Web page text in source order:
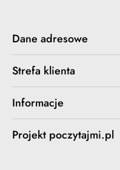
Dane adresowe
Strefa klienta
Informacje
Projekt poczytajmi.pl